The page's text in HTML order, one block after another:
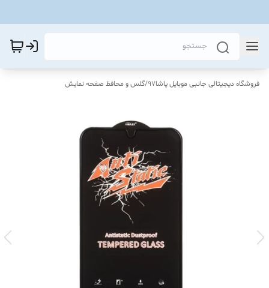
فروشگاه دیجیتالی جانبی موبایل پاشا97 /گلس و محافظ صفحه نمایش